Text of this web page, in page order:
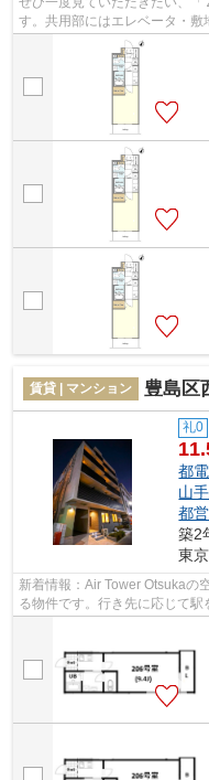
す。共用部にはエレベータ・敷
揃っているので便利です。利便
賃貸 | マンション 豊島区
礼0
都
山
都
築2
東
新着情報：Air Tower Otsukaの
る物件です。行き先に応じて